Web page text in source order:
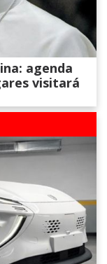
agenda
visitará